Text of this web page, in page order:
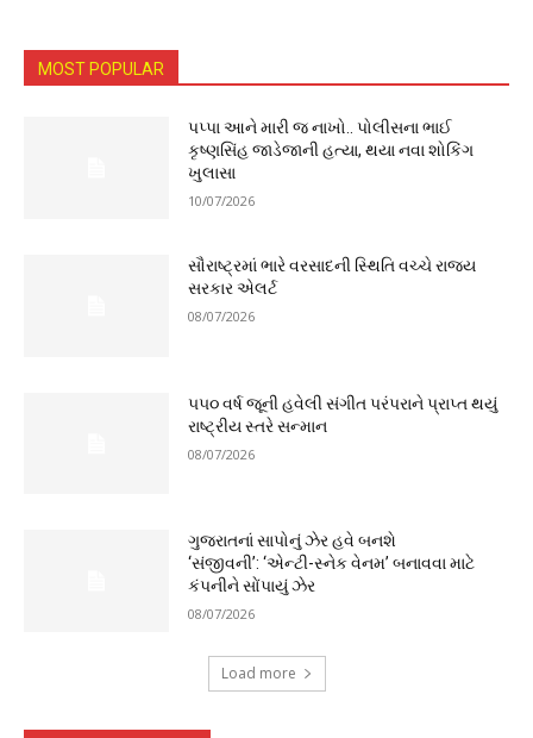
MOST POPULAR
પપ્પા આને મારી જ નાખો.. પોલીસના ભાઈ
કૃષ્ણસિંહ જાડેજાની હત્યા, થયા નવા શોકિંગ
ખુલાસા
10/07/2026
સૌરાષ્ટ્રમાં ભારે વરસાદની સ્થિતિ વચ્ચે રાજ્ય
સરકાર એલર્ટ
08/07/2026
૫૫૦ વર્ષ જૂની હવેલી સંગીત પરંપરાને પ્રાપ્ત થયું
રાષ્ટ્રીય સ્તરે સન્માન
08/07/2026
ગુજરાતનાં સાપોનું ઝેર હવે બનશે
‘સંજીવની’: ‘એન્ટી-સ્નેક વેનમ’ બનાવવા માટે
કંપનીને સોંપાયું ઝેર
08/07/2026
Load more